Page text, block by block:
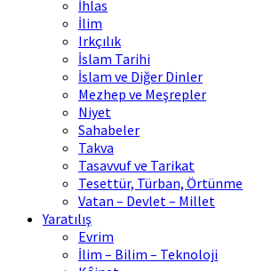
İhlas
İlim
Irkçılık
İslam Tarihi
İslam ve Diğer Dinler
Mezhep ve Meşrepler
Niyet
Sahabeler
Takva
Tasavvuf ve Tarikat
Tesettür, Türban, Örtünme
Vatan – Devlet – Millet
Yaratılış
Evrim
İlim – Bilim – Teknoloji